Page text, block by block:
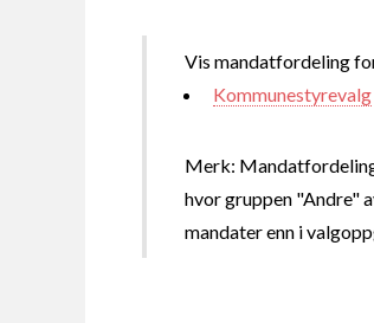
Vis mandatfordeling
Kommunestyrevalg
Merk:
hvor gruppen "Andre"
mandater enn i